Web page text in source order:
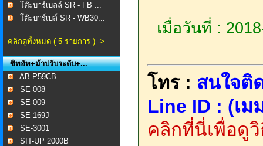
โต๊ะบาร์เบลล์ SR - FB ...
โต๊ะบาร์เบล์ SR - WB30...
คลิกดูทั้งหมด ( 5 รายการ ) ->
ซิทอัพ+ม้าปรับระดับ+...
AB P59CB
SE-008 ​
SE-009
SE-169J
SE-3001
SIT-UP 2000B
เมื่อวันที่ :
โทร : สนใจติ
Line ID : (เ
คลิกที่นี่เพื่อดูวิ